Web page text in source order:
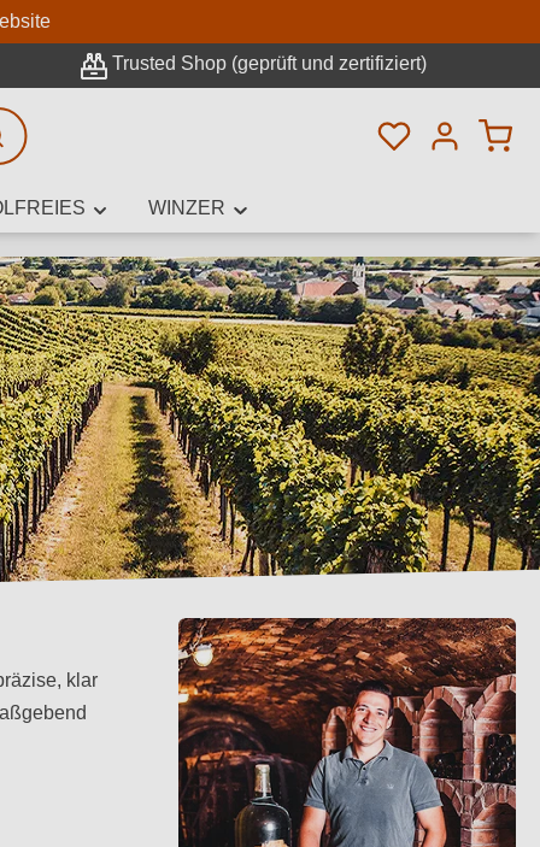
Trusted Shop (geprüft und zertifiziert)
Du hast 0
WINZER
klar
Suche